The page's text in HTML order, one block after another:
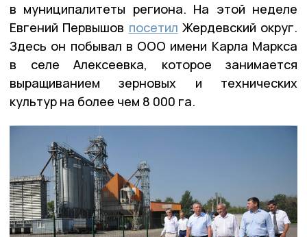
в муниципалитеты региона. На этой неделе
Евгений Первышов посетил Жердевский округ.
Здесь он побывал в ООО имени Карла Маркса
в селе Алексеевка, которое занимается
выращиванием зерновых и технических
культур на более чем 8 000 га.